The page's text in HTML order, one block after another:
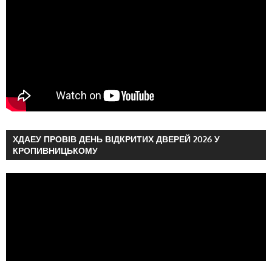
ХДАЕУ ПРОВІВ ДЕНЬ ВІДКРИТИХ ДВЕРЕЙ 2026 У
КРОПИВНИЦЬКОМУ